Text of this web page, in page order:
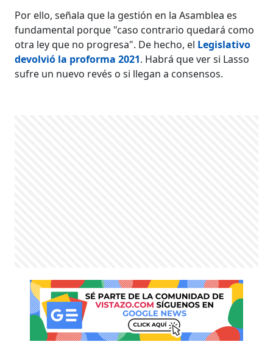
Por ello, señala que la gestión en la Asamblea es
fundamental porque "caso contrario quedará como
otra ley que no progresa". De hecho, el Legislativo
devolvió la proforma 2021. Habrá que ver si Lasso
sufre un nuevo revés o si llegan a consensos.